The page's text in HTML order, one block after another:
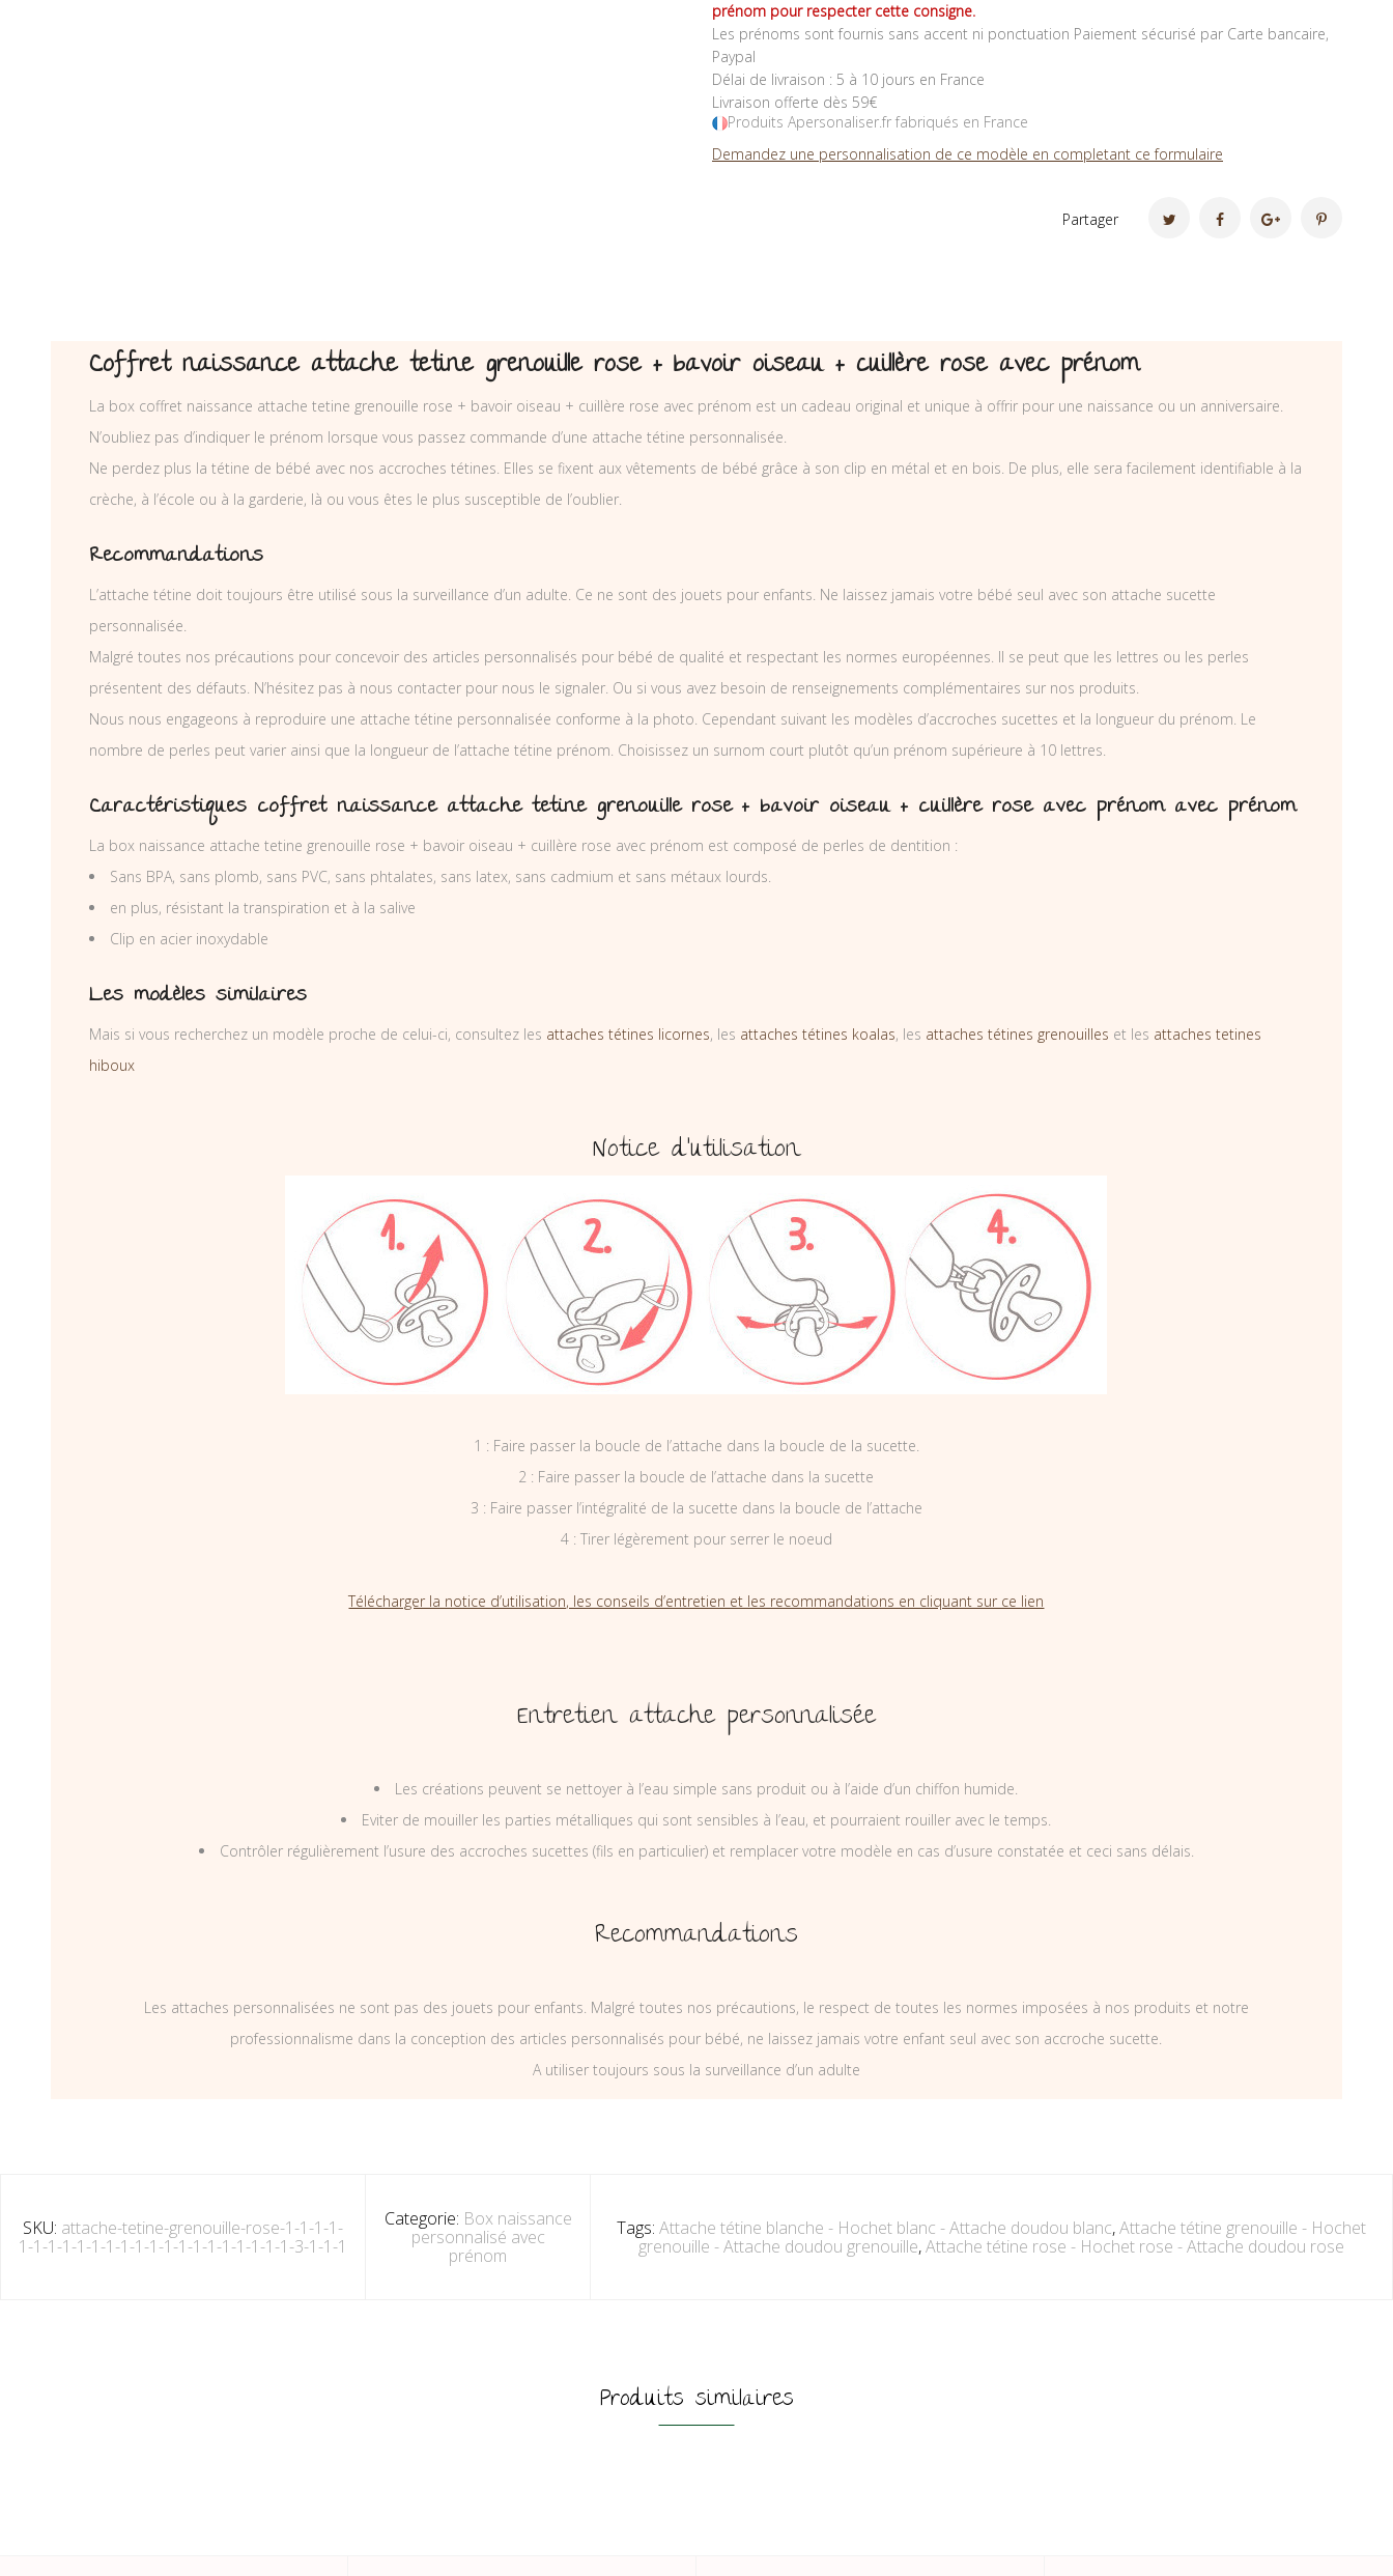
prénom pour respecter cette consigne.
Les prénoms sont fournis sans accent ni ponctuation Paiement sécurisé par Carte bancaire,
Paypal
Délai de livraison : 5 à 10 jours en France
Livraison offerte dès 59€
Produits Apersonaliser.fr fabriqués en France
Demandez une personnalisation de ce modèle en completant ce formulaire
Partager
Coffret naissance attache tetine grenouille rose + bavoir oiseau + cuillère rose avec prénom
La box coffret naissance attache tetine grenouille rose + bavoir oiseau + cuillère rose avec prénom est un cadeau original et unique à offrir pour une naissance ou un anniversaire.
N’oubliez pas d’indiquer le prénom lorsque vous passez commande d’une attache tétine personnalisée.
Ne perdez plus la tétine de bébé avec nos accroches tétines. Elles se fixent aux vêtements de bébé grâce à son clip en métal et en bois. De plus, elle sera facilement identifiable à la
crèche, à l’école ou à la garderie, là ou vous êtes le plus susceptible de l’oublier.
Recommandations
L’attache tétine doit toujours être utilisé sous la surveillance d’un adulte. Ce ne sont des jouets pour enfants. Ne laissez jamais votre bébé seul avec son attache sucette
personnalisée.
Malgré toutes nos précautions pour concevoir des articles personnalisés pour bébé de qualité et respectant les normes européennes. Il se peut que les lettres ou les perles
présentent des défauts. N’hésitez pas à nous contacter pour nous le signaler. Ou si vous avez besoin de renseignements complémentaires sur nos produits.
Nous nous engageons à reproduire une attache tétine personnalisée conforme à la photo. Cependant suivant les modèles d’accroches sucettes et la longueur du prénom. Le
nombre de perles peut varier ainsi que la longueur de l’attache tétine prénom. Choisissez un surnom court plutôt qu’un prénom supérieure à 10 lettres.
Caractéristiques coffret naissance attache tetine grenouille rose + bavoir oiseau + cuillère rose avec prénom avec prénom
La box naissance attache tetine grenouille rose + bavoir oiseau + cuillère rose avec prénom est composé de perles de dentition :
Sans BPA, sans plomb, sans PVC, sans phtalates, sans latex, sans cadmium et sans métaux lourds.
en plus, résistant la transpiration et à la salive
Clip en acier inoxydable
Les modèles similaires
Mais si vous recherchez un modèle proche de celui-ci, consultez les attaches tétines licornes, les attaches tétines koalas, les attaches tétines grenouilles et les attaches tetines
hiboux
Notice d’utilisation
1 : Faire passer la boucle de l’attache dans la boucle de la sucette.
2 : Faire passer la boucle de l’attache dans la sucette
3 : Faire passer l’intégralité de la sucette dans la boucle de l’attache
4 : Tirer légèrement pour serrer le noeud
Télécharger la notice d’utilisation, les conseils d’entretien et les recommandations en cliquant sur ce lien
Entretien attache personnalisée
Les créations peuvent se nettoyer à l’eau simple sans produit ou à l’aide d’un chiffon humide.
Eviter de mouiller les parties métalliques qui sont sensibles à l’eau, et pourraient rouiller avec le temps.
Contrôler régulièrement l’usure des accroches sucettes (fils en particulier) et remplacer votre modèle en cas d’usure constatée et ceci sans délais.
Recommandations
Les attaches personnalisées ne sont pas des jouets pour enfants. Malgré toutes nos précautions, le respect de toutes les normes imposées à nos produits et notre
professionnalisme dans la conception des articles personnalisés pour bébé, ne laissez jamais votre enfant seul avec son accroche sucette.
A utiliser toujours sous la surveillance d’un adulte
SKU: attache-tetine-grenouille-rose-1-1-1-1-
1-1-1-1-1-1-1-1-1-1-1-1-1-1-1-1-1-1-1-3-1-1-1
Categorie: Box naissance
personnalisé avec
prénom
Tags: Attache tétine blanche - Hochet blanc - Attache doudou blanc,Attache tétine grenouille - Hochet
grenouille - Attache doudou grenouille,Attache tétine rose - Hochet rose - Attache doudou rose
Produits similaires